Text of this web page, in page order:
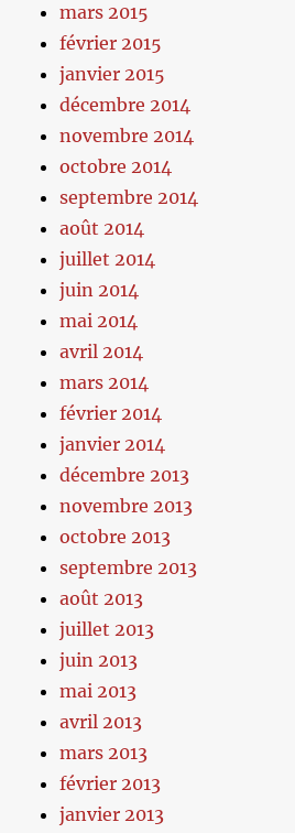
mars 2015
février 2015
janvier 2015
décembre 2014
novembre 2014
octobre 2014
septembre 2014
août 2014
juillet 2014
juin 2014
mai 2014
avril 2014
mars 2014
février 2014
janvier 2014
décembre 2013
novembre 2013
octobre 2013
septembre 2013
août 2013
juillet 2013
juin 2013
mai 2013
avril 2013
mars 2013
février 2013
janvier 2013